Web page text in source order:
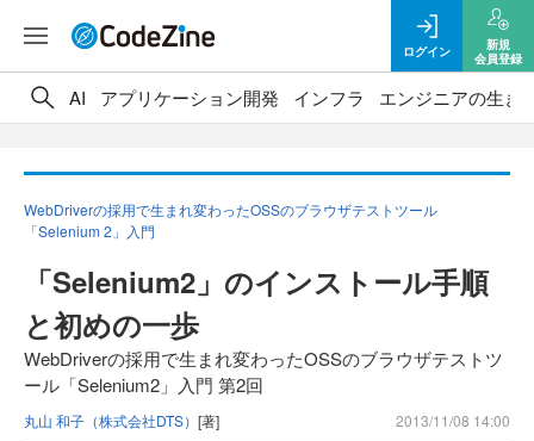
ログイン
新規
会員登録
AI アプリケーション開発 インフラ エンジニアの生き
WebDriverの採用で生まれ変わったOSSのブラウザテストツール
「Selenium 2」入門
「Selenium2」のインストール手順
と初めの一歩
WebDriverの採用で生まれ変わったOSSのブラウザテストツ
ール「Selenium2」入門 第2回
丸山 和子（株式会社DTS） [著] 2013/11/08 14:00